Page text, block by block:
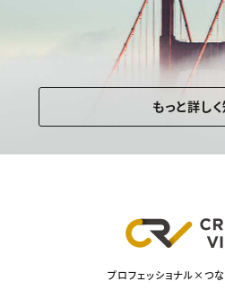
もっと詳し
プロフェッショナル×つ